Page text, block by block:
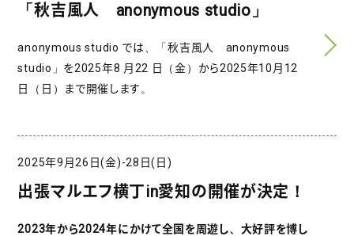
「秋吉風人 anonymous studio」
anonymous studio では、「秋吉風人 anonymous
studio」を2025年8 月22 日（金）から2025年10月12
日（日）まで開催します。
2025年9月26日(金)-28日(日)
出張マルエフ横丁in愛知の開催が決定！
2023年から2024年にかけて全国を周遊し、大好評を博し